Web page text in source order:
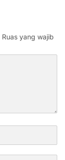
Ruas yang wajib